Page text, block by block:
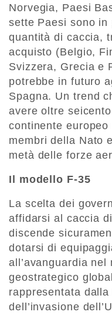
Norvegia, Paesi
sette Paesi sono
quantità di caccia,
acquisto (Belgio,
Svizzera, Grecia e
potrebbe in futuro
Spagna. Un trend
avere oltre
continente
membri della Nato
metà delle forze
Il modello F-35
La scelta dei
affidarsi al caccia
discende
dotarsi di
all’avanguardia
geostrategico
rappresentata
dell’invasione